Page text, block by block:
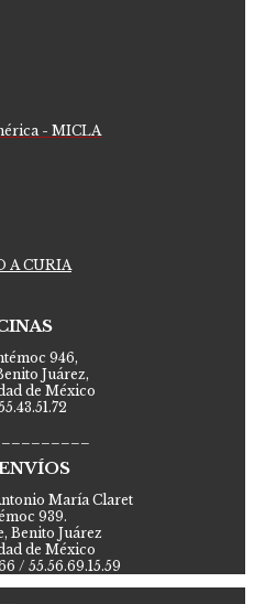
- MICLA
A CURIA
946,
Juárez,
de México
María Claret
939.
Benito Juárez
de México
/ 55.56.69.15.59